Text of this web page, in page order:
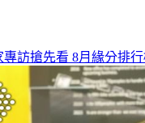
訪搶先看 8月緣分排